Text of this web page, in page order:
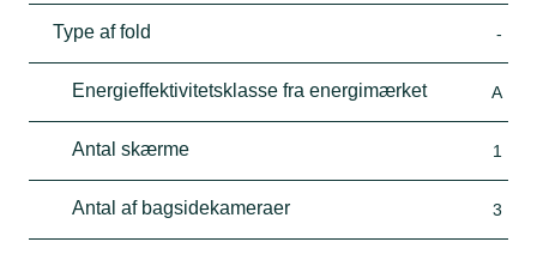
Type af fold -
Energieffektivitetsklasse fra energimærket A
Antal skærme 1
Antal af bagsidekameraer 3